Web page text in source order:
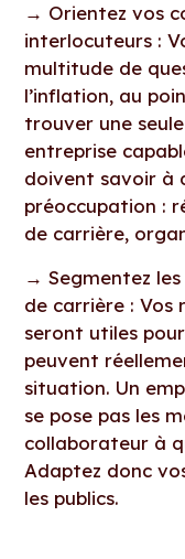
→ Orientez vos
interlocuteurs :
multitude de
l’inflation, au
trouver une
entreprise
doivent savoir à
préoccupation :
de carrière,
→Segmentez les
de carrière : Vos
seront utiles pour
peuvent
situation. Un
se pose pas les
collaborateur à
Adaptez donc
les publics.